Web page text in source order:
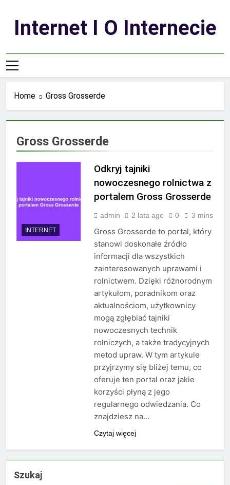
contentInternet I O Internecie
Home Gross Grosserde
Gross Grosserde
INTERNET
Odkryj tajniki
nowoczesnego rolnictwa z
portalem Gross Grosserde
admin 2 lata ago 0 3 mins
Gross Grosserde to portal, który
stanowi doskonałe źródło
informacji dla wszystkich
zainteresowanych uprawami i
rolnictwem. Dzięki różnorodnym
artykułom, poradnikom oraz
aktualnościom, użytkownicy
mogą zgłębiać tajniki
nowoczesnych technik
rolniczych, a także tradycyjnych
metod upraw. W tym artykule
przyjrzymy się bliżej temu, co
oferuje ten portal oraz jakie
korzyści płyną z jego
regularnego odwiedzania. Co
znajdziesz na…
Czytaj więcej
Szukaj